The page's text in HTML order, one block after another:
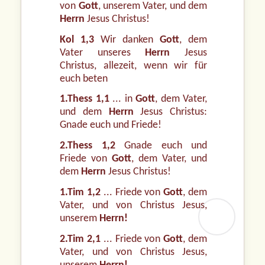
von Gott, unserem Vater, und dem
Herrn Jesus Christus!
Kol 1,3 Wir dankenGott, dem
Vater unseres
Herrn Jesus
Christus, allezeit, wenn wir für
euch beten
1.Thess 1,1... inGott, dem Vater,
und dem
Herrn Jesus Christus:
Gnade euch und Friede!
2.Thess 1,2Gnade euch und
Friede vonGott, dem Vater, und
dem Herrn Jesus Christus!
1.Tim 1,2 ... Friede vonGott, dem
Vater, und von Christus Jesus,
unserem Herrn!
2.Tim 2,1 ... Friede vonGott, dem
Vater, und von Christus Jesus,